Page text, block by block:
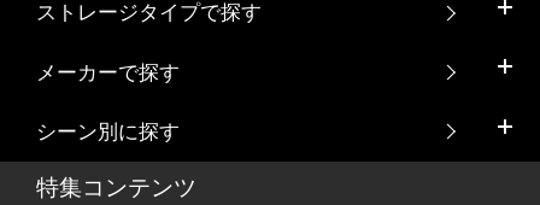
ストレージタイプで探す
メーカーで探す
シーン別に探す
特集コンテンツ